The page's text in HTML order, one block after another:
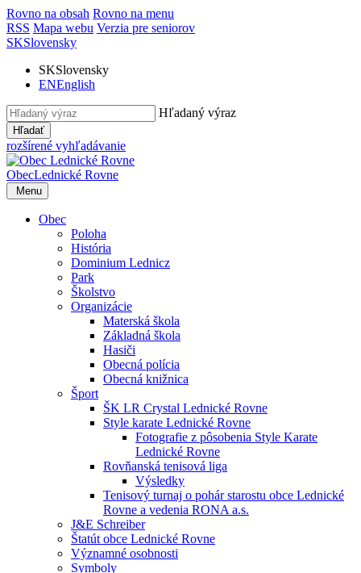
Rovno na obsah Rovno na menu
RSS Mapa webu Verzia pre seniorov
SKSlovensky
SKSlovensky
ENEnglish
Hľadaný výraz
Hľadať
rozšírené vyhľadávanie
ObecLednické Rovne
Menu
Obec
Poloha
História
Dominium Lednicz
Park
Školstvo
Organizácie
Materská škola
Základná škola
Hasiči
Obecná polícia
Obecná knižnica
Šport
ŠK LR Crystal Lednické Rovne
Style karate Lednické Rovne
Fotografie z pôsobenia Style Karate
Lednické Rovne
Rovňanská tenisová liga
Výsledky
Tenisový turnaj o pohár starostu obce Lednické
Rovne a vedenia RONA a.s.
J&E Schreiber
Štatút obce Lednické Rovne
Významné osobnosti
Symboly